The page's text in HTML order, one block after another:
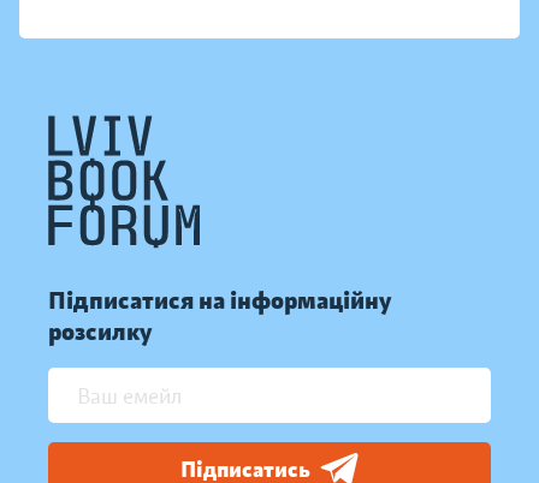
Підписатися на інформаційну
розсилку
Підписатись